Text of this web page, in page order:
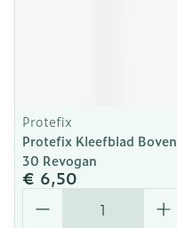
Protefix
Protefix Kleefblad Boven
30 Revogan
€ 6,50
Aantal